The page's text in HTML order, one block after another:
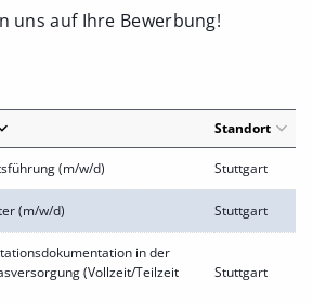
uns auf Ihre Bewerbung!
Standort
(m/w/d) Stuttgart
(m/w/d) Stuttgart
in der
(Vollzeit/Teilzeit
Stuttgart